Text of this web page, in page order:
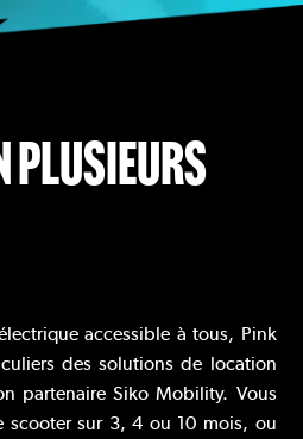
PLUSIEURS
accessible à tous, Pink
des solutions de location
partenaire Siko Mobility. Vous
scooter sur 3, 4 ou 10 mois, ou